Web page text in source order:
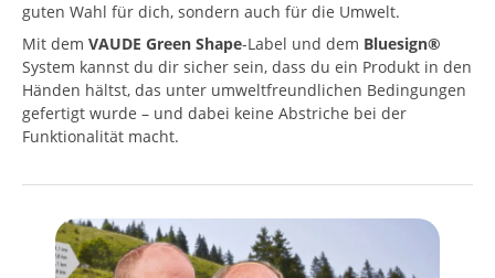
guten Wahl für dich, sondern auch für die Umwelt.
Mit dem VAUDE Green Shape-Label und dem Bluesign®
System kannst du dir sicher sein, dass du ein Produkt in den
Händen hältst, das unter umweltfreundlichen Bedingungen
gefertigt wurde – und dabei keine Abstriche bei der
Funktionalität macht.